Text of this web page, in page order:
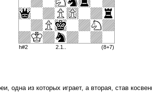
h#2 2.1.. (8+7)
одна из которых играет, а вторая, став